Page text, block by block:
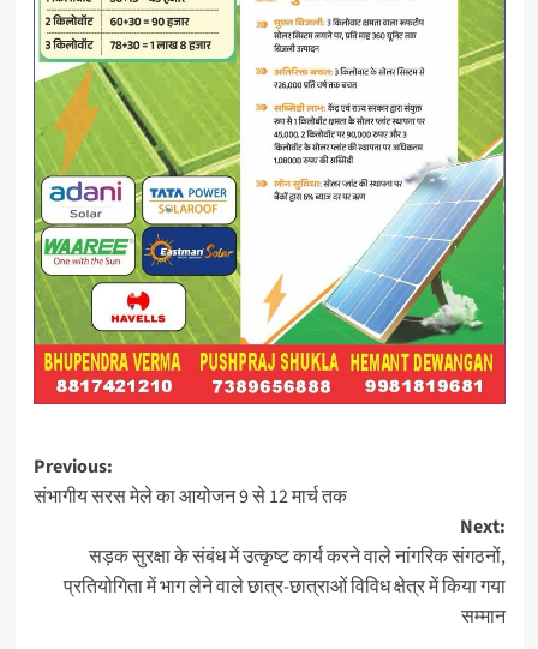
Post
navigation
Previous:
संभागीय सरस मेले का आयोजन 9 से 12 मार्च तक
Next:
सड़क सुरक्षा के संबंध में उत्कृष्ट कार्य करने वाले नांगरिक संगठनों,
प्रतियोगिता में भाग लेने वाले छात्र-छात्राओं विविध क्षेत्र में किया गया
सम्मान